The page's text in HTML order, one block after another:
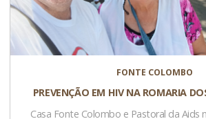
FONTE COLOMBO
PREVENÇÃO EM HIV NA ROMARIA
Casa Fonte Colombo e Pastoral da Aids